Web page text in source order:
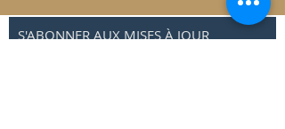
S'ABONNER AUX MISES À JOUR